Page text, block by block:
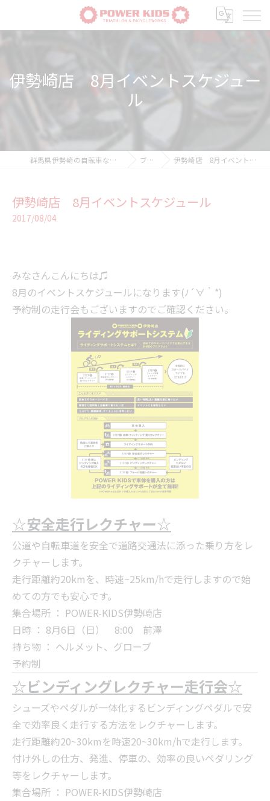
伊勢崎店 8月イベントスケジュー
ル
群馬県伊勢崎の自転車ならPOWER-KIDS ブログ 伊勢崎店 8月イベントスケジュール
伊勢崎店 8月イベントスケジュール
2017/08/04
みなさんこんにちは♫
8月のイベントスケジュールになります(ﾉ´∀｀*)
予約制の走行会もございますのでご確認ください。
☆安全走行レクチャー☆
公道や自転車道を安全で道路交通法に添った乗り方をレ
クチャーします。
走行距離約20kmを、時速~25km/hで走行しますので始
めての方でも安心です。
集合場所 ： POWER-KIDS伊勢崎店
日時 ： 8月6日（日） 8:00 前澤
持ち物 ： ヘルメット、グローブ
予約制
☆ビンディングレクチャー走行会☆
シューズやペダルが一体化するビンディングペダルで安
全で効率良く走行する方法をレクチャーします。
走行距離約20~30kmを時速20~30km/hで走行します。
付け外しの仕方、発進、停車の、効率の良いペダリング
等をレクチャーします。
集合場所 ： POWER-KIDS伊勢崎店